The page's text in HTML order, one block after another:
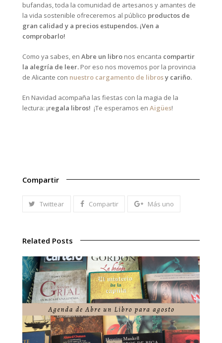
bufandas, toda la comunidad de artesanos y amantes de
la vida sostenible ofreceremos al público productos de
gran calidad y a precios estupendos. ¡Ven a
comprobarlo!
Como ya sabes, en Abre un libronos encanta compartir
la alegría de leer. Por eso nos movemos por la provincia
de Alicante con nuestro cargamento de librosy cariño.
En Navidad acompaña las fiestas con la magia de la
lectura: ¡regala libros! ¡Te esperamos en Aigües!
Compartir
Twittear Compartir Más uno
Related Posts